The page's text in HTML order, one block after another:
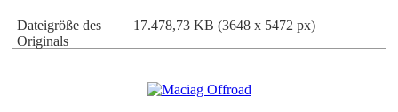
Dateigröße des
Originals
17.478,73 KB (3648 x 5472 px)